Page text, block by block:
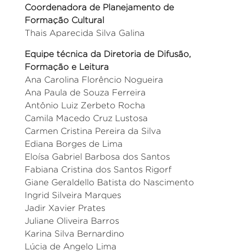
Coordenadora de Planejamento de
Formação Cultural
Thais Aparecida Silva Galina
Equipe técnica da Diretoria de Difusão,
Formação e Leitura
Ana Carolina Florêncio Nogueira
Ana Paula de Souza Ferreira
Antônio Luiz Zerbeto Rocha
Camila Macedo Cruz Lustosa
Carmen Cristina Pereira da Silva
Ediana Borges de Lima
Eloísa Gabriel Barbosa dos Santos
Fabiana Cristina dos Santos Rigorf
Giane Geraldello Batista do Nascimento
Ingrid Silveira Marques
Jadir Xavier Prates
Juliane Oliveira Barros
Karina Silva Bernardino
Lúcia de Angelo Lima